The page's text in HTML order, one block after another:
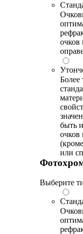
очков
Более
быть
очков
или
Выберите